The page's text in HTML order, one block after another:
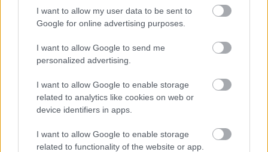
I want to allow my user data to be sent to
Google for online advertising purposes.
I want to allow Google to send me
personalized advertising.
I want to allow Google to enable storage
related to analytics like cookies on web or
device identifiers in apps.
I want to allow Google to enable storage
related to functionality of the website or app.